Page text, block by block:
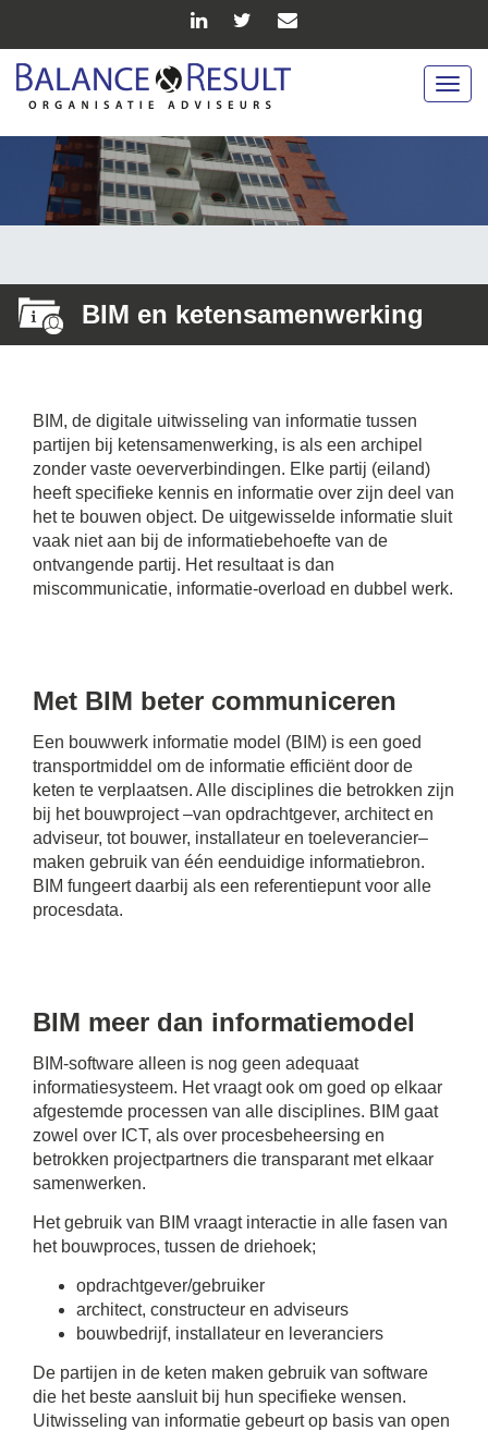
BIM en ketensamenwerking
BIM, de digitale uitwisseling van informatie tussen
partijen bij ketensamenwerking, is als een archipel
zonder vaste oeververbindingen. Elke partij (eiland)
heeft specifieke kennis en informatie over zijn deel van
het te bouwen object. De uitgewisselde informatie sluit
vaak niet aan bij de informatiebehoefte van de
ontvangende partij. Het resultaat is dan
miscommunicatie, informatie-overload en dubbel werk.
Met BIM beter communiceren
Een bouwwerk informatie model (BIM) is een goed
transportmiddel om de informatie efficiënt door de
keten te verplaatsen. Alle disciplines die betrokken zijn
bij het bouwproject –van opdrachtgever, architect en
adviseur, tot bouwer, installateur en toeleverancier–
maken gebruik van één eenduidige informatiebron.
BIM fungeert daarbij als een referentiepunt voor alle
procesdata.
BIM meer dan informatiemodel
BIM-software alleen is nog geen adequaat
informatiesysteem. Het vraagt ook om goed op elkaar
afgestemde processen van alle disciplines. BIM gaat
zowel over ICT, als over procesbeheersing en
betrokken projectpartners die transparant met elkaar
samenwerken.
Het gebruik van BIM vraagt interactie in alle fasen van
het bouwproces, tussen de driehoek;
opdrachtgever/gebruiker
architect, constructeur en adviseurs
bouwbedrijf, installateur en leveranciers
De partijen in de keten maken gebruik van software
die het beste aansluit bij hun specifieke wensen.
Uitwisseling van informatie gebeurt op basis van open